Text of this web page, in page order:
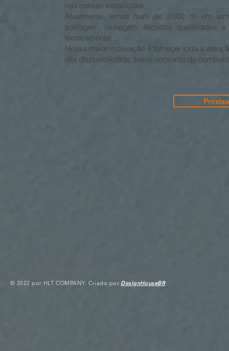
nas nossas instalações.
Atualmente, temos mais de 2.000 m² em
soldagem, usinagem, técnicos qualificados
tecnicamente.
Nossa maior motivação é fornecer toda a
alta disponibilidade, baixo consumo de
© 2022 por HLT COMPANY. Criado por DesignHouseBR